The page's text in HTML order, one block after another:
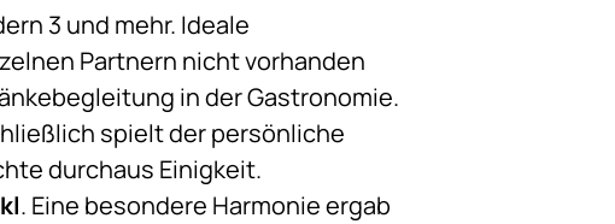
3 und mehr. Ideale
Partnern nicht vorhanden
in der Gastronomie.
spielt der persönliche
durchaus Einigkeit.
. Eine besondere Harmonie ergab